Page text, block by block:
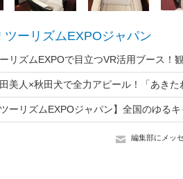
ツーリズムEXPOジャパン
編集部にメッ